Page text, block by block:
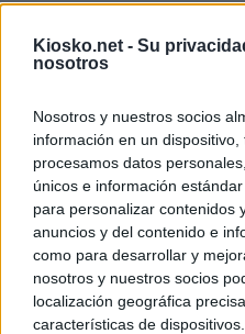
Kiosko.net - Su
nosotros
Nosotros y nuestros socios
información en un
procesamos datos
únicos e información
para personalizar contenidos
anuncios y del contenido e
como para desarrollar y
nosotros y nuestros socios
localización geográfica
características de
© Kiosko.net Aviso Legal